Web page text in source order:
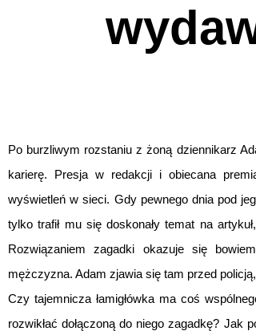
Po burzliwym rozstaniu z żoną dziennikarz
karierę. Presja w redakcji i obiecana
wyświetleń w sieci. Gdy pewnego dnia pod
tylko trafił mu się doskonały temat na
Rozwiązaniem zagadki okazuje się
mężczyzna. Adam zjawia się tam przed
Czy tajemnicza łamigłówka ma coś
rozwikłać dołączoną do niego zagadkę?